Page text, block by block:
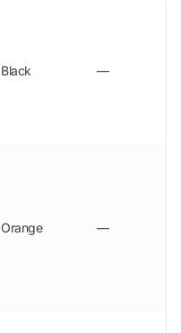
Black —
Orange —